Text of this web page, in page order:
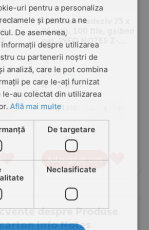
75 x
+
Notes autoadeziv 75 x
75 mm, 100 file, galben
pal, INFO NOTES Z-
Notes
0.0
IN STOC
4 20 Lei
(Pret cu TVA inclus)
Cantitate:
Adauga in cos
despre Produse
Info Notes
uri pentru a personaliza
și pentru a ne
De asemenea,
despre utilizarea
cu partenerii noștri de
analiză, care le pot combina
pe care le-ați furnizat
le-au colectat din utilizarea
Află mai multe
De targetare
Neclasificate